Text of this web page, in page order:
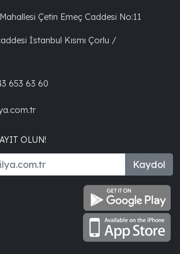
Çetin Emeç Caddesi No:11
İstanbul Kısmı Çorlu /
653 63 60
OLUN!
Kaydol